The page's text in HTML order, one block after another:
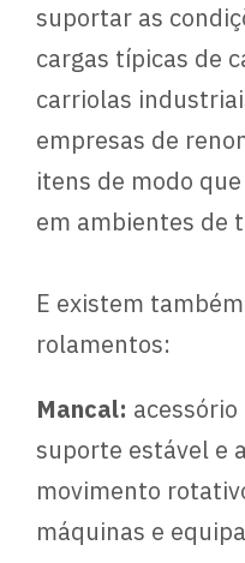
suportar as
cargas típicas de
carriolas
empresas de
itens de modo
em ambientes de
E existem
rolamentos:
Mancal:
suporte estável e
movimento
máquinas e